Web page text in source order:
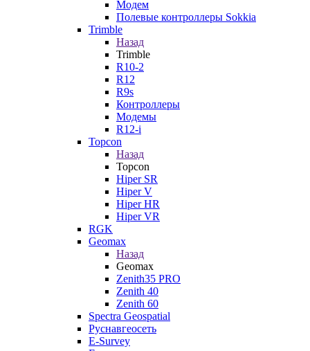
Модем
Полевые контроллеры Sokkia
Trimble
Назад
Trimble
R10-2
R12
R9s
Контроллеры
Модемы
R12-i
Topcon
Назад
Topcon
Hiper SR
Hiper V
Hiper HR
Hiper VR
RGK
Geomax
Назад
Geomax
Zenith35 PRO
Zenith 40
Zenith 60
Spectra Geospatial
Руснавгеосеть
E-Survey